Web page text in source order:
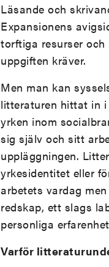
Läsande och
Expansionens
torftiga resurser
uppgiften kräver.
Men man kan
litteraturen hittat in i
yrken inom
sig själv och sitt
uppläggningen.
yrkesidentitet eller
arbetets vardag
redskap, ett slags
personliga
Varför